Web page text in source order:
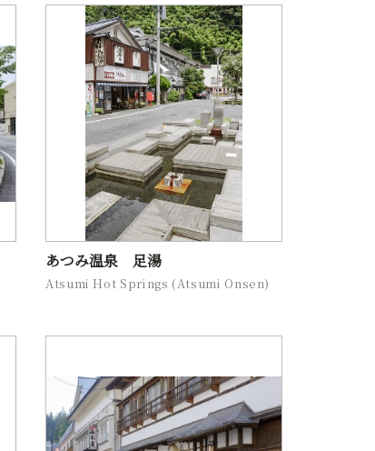
あつみ温泉 足湯
Atsumi Hot Springs (Atsumi Onsen)